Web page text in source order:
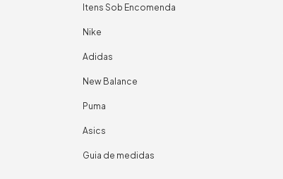
Itens Sob Encomenda
Nike
Adidas
New Balance
Puma
Asics
Guia de medidas